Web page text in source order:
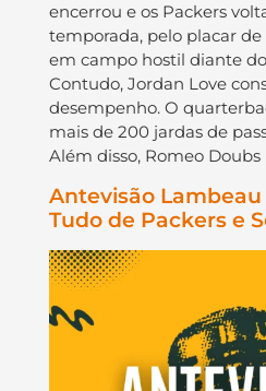
encerrou e os Packers
temporada, pelo placar de
em campo hostil diante
Contudo, Jordan Love
desempenho. O
mais de 200 jardas de
Além disso, Romeo Doubs
Antevisão Lambeau
Tudo de Packers e